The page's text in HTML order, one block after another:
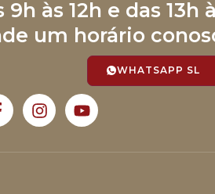
às 12h e das 13h
um horário
WHATSAPP SL